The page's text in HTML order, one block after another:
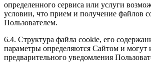
определенного сервиса или услуги
условии, что прием и получение файлов
Пользователем.
6.4. Структура файла cookie, его
параметры определяются Сайтом и могут
предварительного уведомления